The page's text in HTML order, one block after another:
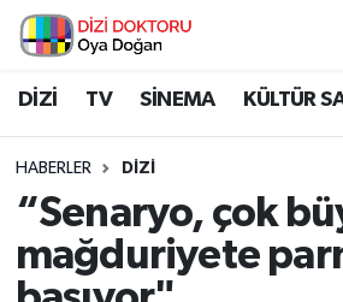
DİZİ TV SİNEMA KÜLTÜR
HABERLER DİZİ
“Senaryo, çok
mağduriyete
İstanbul Nöbetçi Eczaneler
İstanbul Namaz Vakitleri
İstanbul Trafik Yoğunluk